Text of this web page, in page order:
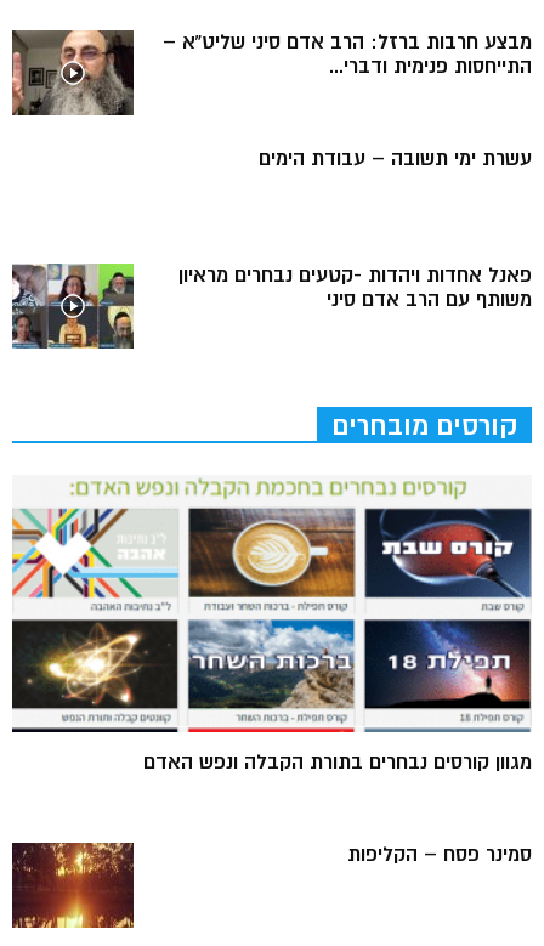
מבצע חרבות ברזל: הרב אדם סיני שליט”א –
התייחסות פנימית ודברי...
עשרת ימי תשובה – עבודת הימים
פאנל אחדות ויהדות -קטעים נבחרים מראיון
משותף עם הרב אדם סיני
קורסים מובחרים
מגוון קורסים נבחרים בתורת הקבלה ונפש האדם
סמינר פסח – הקליפות